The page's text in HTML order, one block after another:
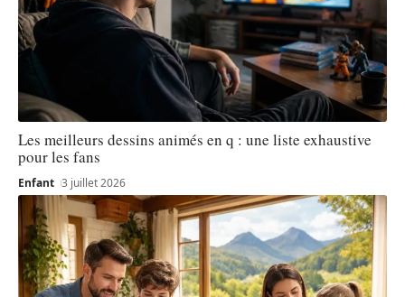
Les meilleurs dessins animés en q : une liste exhaustive
pour les fans
Enfant 3 juillet 2026